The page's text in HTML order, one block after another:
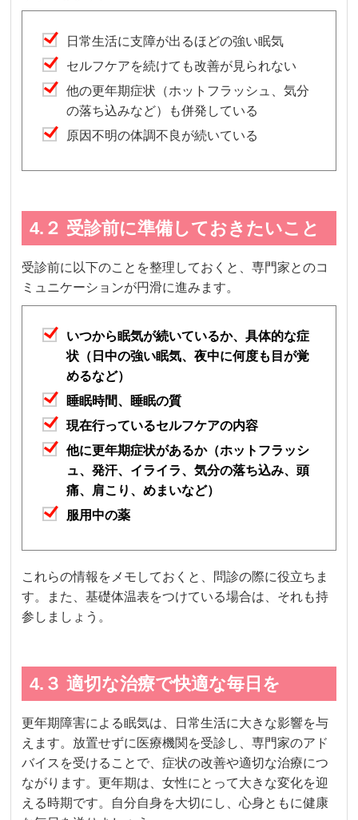
日常生活に支障が出るほどの強い眠気
セルフケアを続けても改善が見られない
他の更年期症状（ホットフラッシュ、気分
の落ち込みなど）も併発している
原因不明の体調不良が続いている
4.２ 受診前に準備しておきたいこと
受診前に以下のことを整理しておくと、専門家とのコ
ミュニケーションが円滑に進みます。
いつから眠気が続いているか、具体的な症
状（日中の強い眠気、夜中に何度も目が覚
めるなど）
睡眠時間、睡眠の質
現在行っているセルフケアの内容
他に更年期症状があるか（ホットフラッシ
ュ、発汗、イライラ、気分の落ち込み、頭
痛、肩こり、めまいなど）
服用中の薬
これらの情報をメモしておくと、問診の際に役立ちま
す。また、基礎体温表をつけている場合は、それも持
参しましょう。
4.３ 適切な治療で快適な毎日を
更年期障害による眠気は、日常生活に大きな影響を与
えます。放置せずに医療機関を受診し、専門家のアド
バイスを受けることで、症状の改善や適切な治療につ
ながります。更年期は、女性にとって大きな変化を迎
える時期です。自分自身を大切にし、心身ともに健康